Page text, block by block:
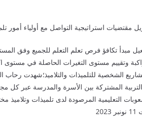
مبدأ تكافؤ فرص تعلم التعلم للجميع وفق
وتقييم مستوى التغيرات الحاصلة في مستوى
الشخصية للتلميذات والتلاميذ؛شهدت رحاب
المشتركة بين الأسرة والمدرسة عبر كل
التعليمية المرصودة لدى تلميذات وتلاميذ